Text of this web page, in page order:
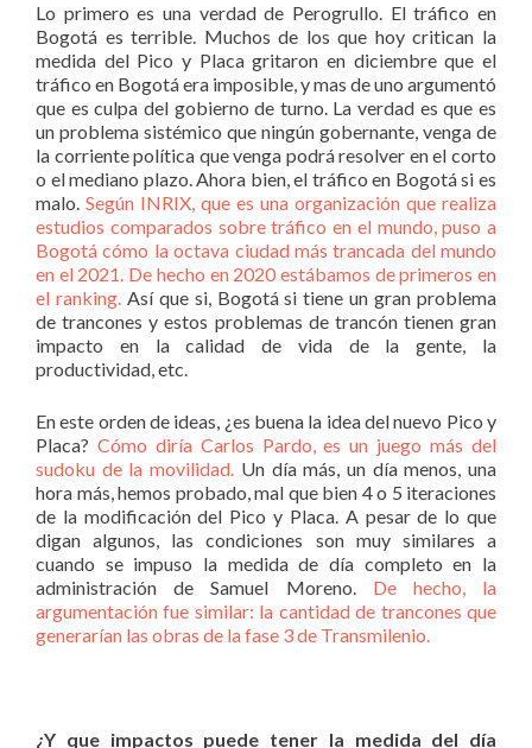
Lo primero es una verdad de Perogrullo. El tráfico en
Bogotá es terrible. Muchos de los que hoy critican la
medida del Pico y Placa gritaron en diciembre que el
tráfico en Bogotá era imposible, y mas de uno argumentó
que es culpa del gobierno de turno. La verdad es que es
un problema sistémico que ningún gobernante, venga de
la corriente política que venga podrá resolver en el corto
o el mediano plazo. Ahora bien, el tráfico en Bogotá si es
malo. Según INRIX, que es una organización que realiza
estudios comparados sobre tráfico en el mundo, puso a
Bogotá cómo la octava ciudad más trancada del mundo
en el 2021. De hecho en 2020 estábamos de primeros en
el ranking.Así que si, Bogotá si tiene un gran problema
de trancones y estos problemas de trancón tienen gran
impacto en la calidad de vida de la gente, la
productividad, etc.
En este orden de ideas, ¿es buena la idea del nuevo Pico y
Placa? Cómo diría Carlos Pardo, es un juego más del
sudoku de la movilidad. Un día más, un día menos, una
hora más, hemos probado, mal que bien 4 o 5 iteraciones
de la modificación del Pico y Placa. A pesar de lo que
digan algunos, las condiciones son muy similares a
cuando se impuso la medida de día completo en la
administración de Samuel Moreno. De hecho, la
argumentación fue similar: la cantidad de trancones que
generarían las obras de la fase 3 de Transmilenio.
¿Y que impactos puede tener la medida del día